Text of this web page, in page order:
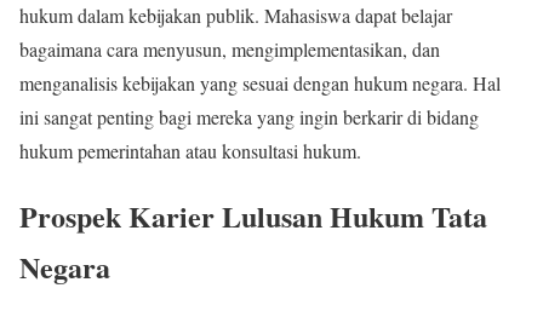
hukum dalam kebijakan publik. Mahasiswa dapat belajar
bagaimana cara menyusun, mengimplementasikan, dan
menganalisis kebijakan yang sesuai dengan hukum negara. Hal
ini sangat penting bagi mereka yang ingin berkarir di bidang
hukum pemerintahan atau konsultasi hukum.
Prospek Karier Lulusan Hukum Tata
Negara